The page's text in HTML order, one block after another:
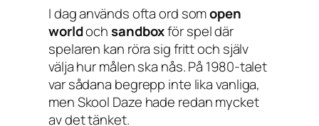
I dag används ofta ord somopen
worldochsandboxför spel där
spelaren kan röra sig fritt och själv
välja hur målen ska nås. På 1980-talet
var sådana begrepp inte lika vanliga,
menSkool Daze hade redan mycket
av det tänket.